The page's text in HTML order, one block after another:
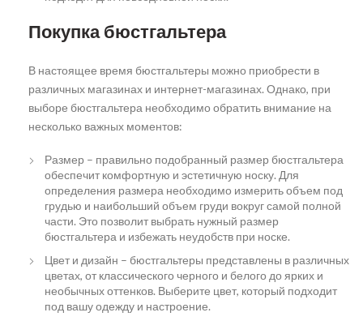
Покупка бюстгальтера
В настоящее время бюстгальтеры можно приобрести в
различных магазинах и интернет-магазинах. Однако, при
выборе бюстгальтера необходимо обратить внимание на
несколько важных моментов:
Размер – правильно подобранный размер бюстгальтера
обеспечит комфортную и эстетичную носку. Для
определения размера необходимо измерить объем под
грудью и наибольший объем груди вокруг самой полной
части. Это позволит выбрать нужный размер
бюстгальтера и избежать неудобств при носке.
Цвет и дизайн – бюстгальтеры представлены в различных
цветах, от классического черного и белого до ярких и
необычных оттенков. Выберите цвет, который подходит
под вашу одежду и настроение.